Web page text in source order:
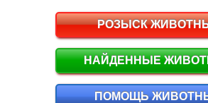
РОЗЫСК
НАЙДЕННЫЕ
ПОМОЩЬ